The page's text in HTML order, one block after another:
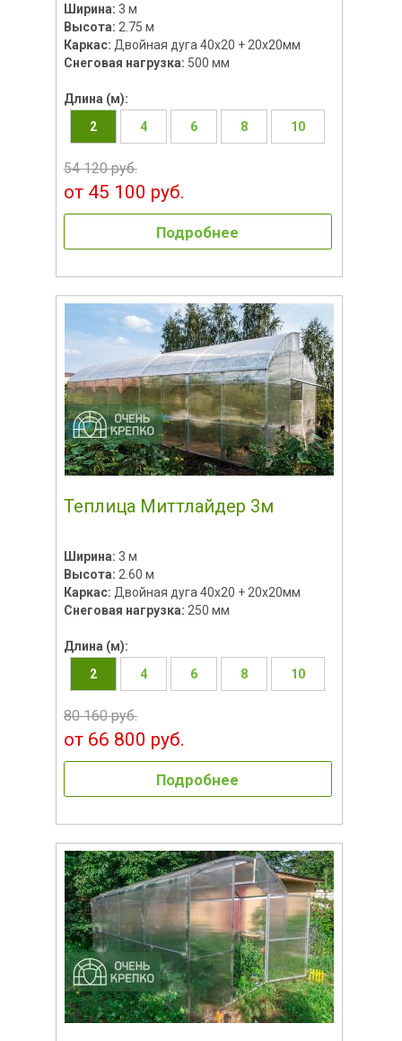
Ширина: 3 м
Высота: 2.75 м
Каркас: Двойная дуга 40х20 + 20х20мм
Снеговая нагрузка: 500 мм
Длина (м):
2
4 6 8 10
54 120 руб.
от 45 100 руб.
Подробнее
Теплица Миттлайдер 3м
Ширина: 3 м
Высота: 2.60 м
Каркас: Двойная дуга 40х20 + 20х20мм
Снеговая нагрузка: 250 мм
Длина (м):
2
4 6 8 10
80 160 руб.
от 66 800 руб.
Подробнее